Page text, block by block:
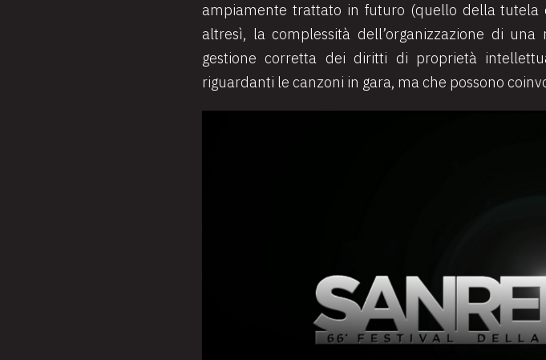
ampiamente trattato in futuro (quello della tutela
altresì, la complessità dell’organizzazione di
gestione corretta dei diritti di proprietà
riguardanti le canzoni in gara, ma che possono